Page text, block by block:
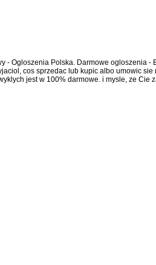
Ogloszenia Polska. Darmowe ogloszenia -
cos sprzedac lub kupic albo umowic
jest w 100% darmowe. i mysle, ze Cie